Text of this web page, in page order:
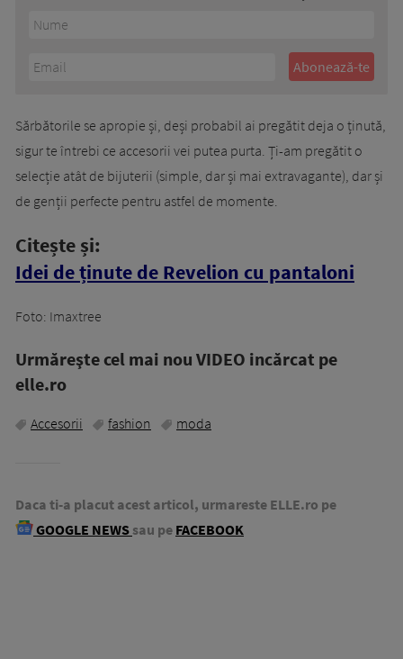
Sărbătorile se apropie și, deși probabil ai pregătit deja o ținută,
sigur te întrebi ce accesorii vei putea purta. Ți-am pregătit o
selecție atât de bijuterii (simple, dar și mai extravagante), dar și
de genții perfecte pentru astfel de momente.
Citește și:
Idei de ținute de Revelion cu pantaloni
Foto: Imaxtree
Urmăreşte cel mai nou VIDEO incărcat pe
elle.ro
Accesorii fashion moda
Daca ti-a placut acest articol, urmareste ELLE.ro pe
GOOGLE NEWS sau pe FACEBOOK